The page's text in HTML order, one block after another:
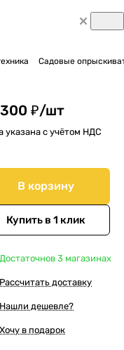
Садовые
₽/шт
указана с учётом НДС
В корзину
Купить в 1 клик
Достаточнов 3 магазинах
Рассчитать доставку
Нашли дешевле?
Хочу в подарок